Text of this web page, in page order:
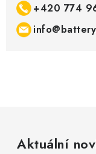
+420 774
Aktuální